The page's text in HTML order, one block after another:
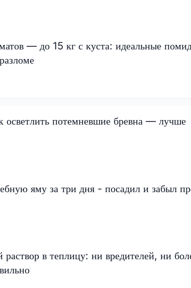
— до 15 кг с куста: идеальные
осветлить потемневшие бревна — лучше
яму за три дня - посадил и забыл
в теплицу: ни вредителей, ни